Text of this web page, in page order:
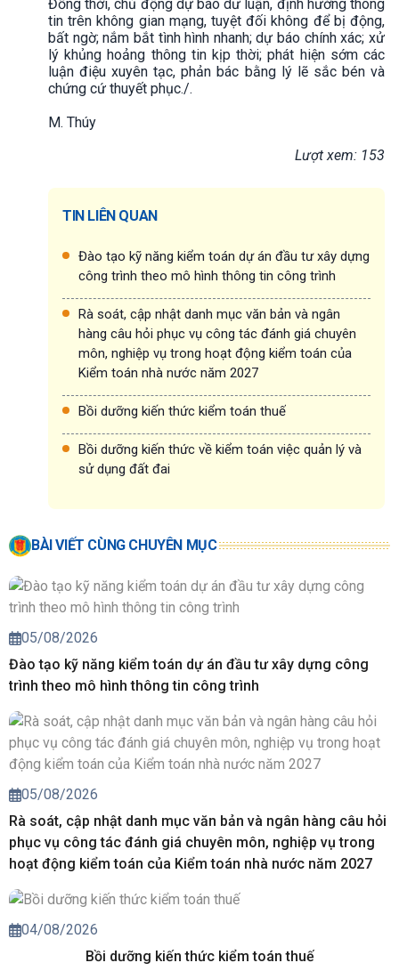
Đồng thời, chủ động dự báo dư luận, định hướng thông
tin trên không gian mạng, tuyệt đối không để bị động,
bất ngờ; nắm bắt tình hình nhanh; dự báo chính xác; xử
lý khủng hoảng thông tin kịp thời; phát hiện sớm các
luận điệu xuyên tạc, phản bác bằng lý lẽ sắc bén và
chứng cứ thuyết phục./.
M. Thúy
Lượt xem: 153
TIN LIÊN QUAN
Đào tạo kỹ năng kiểm toán dự án đầu tư xây dựng
công trình theo mô hình thông tin công trình
Rà soát, cập nhật danh mục văn bản và ngân
hàng câu hỏi phục vụ công tác đánh giá chuyên
môn, nghiệp vụ trong hoạt động kiểm toán của
Kiểm toán nhà nước năm 2027
Bồi dưỡng kiến thức kiểm toán thuế
Bồi dưỡng kiến thức về kiểm toán việc quản lý và
sử dụng đất đai
BÀI VIẾT CÙNG CHUYÊN MỤC
05/08/2026
Đào tạo kỹ năng kiểm toán dự án đầu tư xây dựng công
trình theo mô hình thông tin công trình
05/08/2026
Rà soát, cập nhật danh mục văn bản và ngân hàng câu hỏi
phục vụ công tác đánh giá chuyên môn, nghiệp vụ trong
hoạt động kiểm toán của Kiểm toán nhà nước năm 2027
04/08/2026
Bồi dưỡng kiến thức kiểm toán thuế